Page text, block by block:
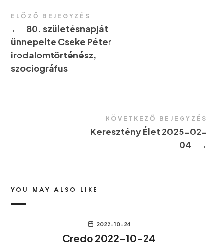
ELŐZŐ BEJEGYZÉS
←
80. születésnapját
ünnepelte Cseke Péter
irodalomtörténész,
szociográfus
KÖVETKEZŐ BEJEGYZÉS
Keresztény Élet 2025-02-
04
→
YOU MAY ALSO LIKE
2022-10-24
Credo 2022-10-24